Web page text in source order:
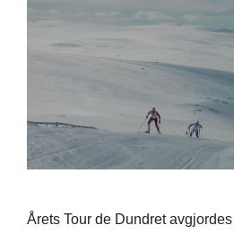
Årets Tour de Dundret